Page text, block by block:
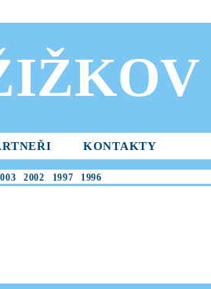
KONTAKTY
2002 1997 1996